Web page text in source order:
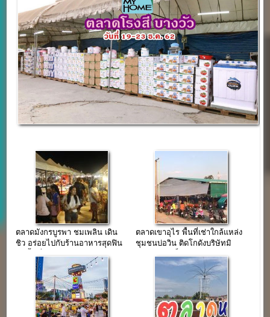
ตลาดมังกรบูรพา ชมเพลิน เดิน
ชิว อร่อยไปกับร้านอาหารสุดฟิน
ตลาดเขาอุไร พื้นที่เช่าใกล้แหล่ง
ชุมชนบ่อวิน ติดโกดังบริษัทมิ